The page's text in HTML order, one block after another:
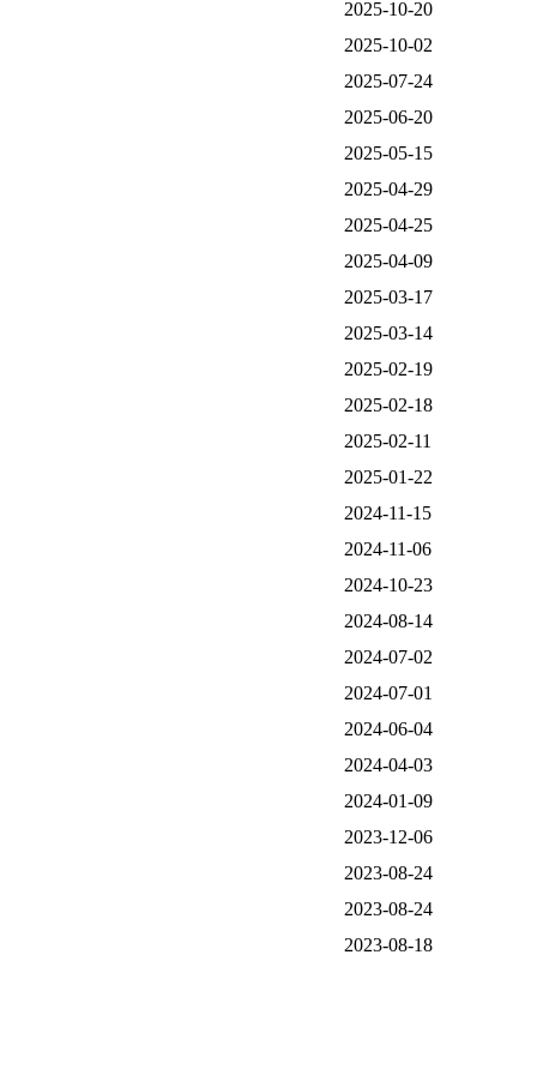
2025-10-20
2025-10-02
2025-07-24
2025-06-20
2025-05-15
2025-04-29
2025-04-25
2025-04-09
2025-03-17
2025-03-14
2025-02-19
2025-02-18
2025-02-11
2025-01-22
2024-11-15
2024-11-06
2024-10-23
2024-08-14
2024-07-02
2024-07-01
2024-06-04
2024-04-03
2024-01-09
2023-12-06
2023-08-24
2023-08-24
2023-08-18